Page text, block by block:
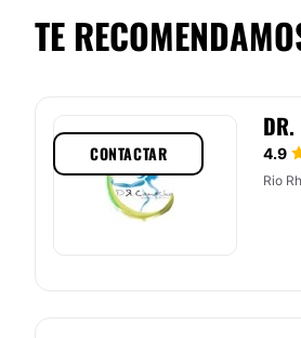
TE
DR.
4.9
Rio
CONTACTAR